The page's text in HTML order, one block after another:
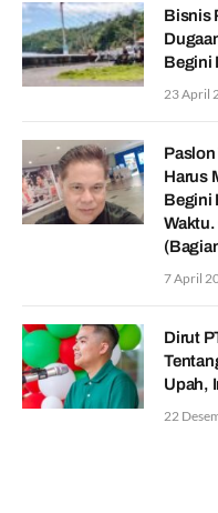
Bisnis
Begini
23 April
Paslon
Harus
Begini
7 April
Dirut
Upah,
22